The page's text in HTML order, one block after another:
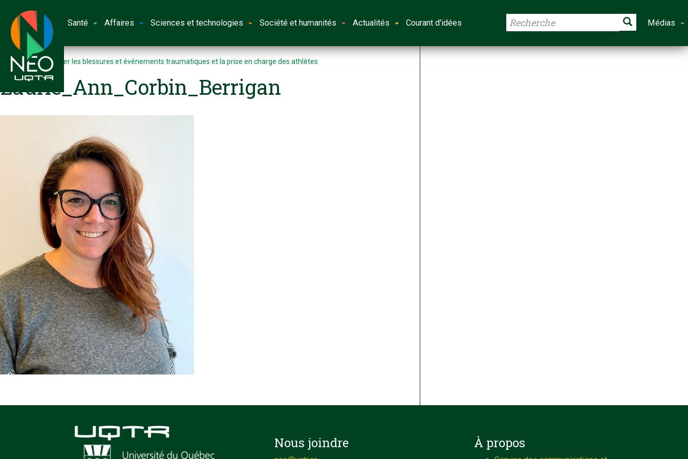
Santé Affaires Sciences et technologies Société et humanités Actualités Courant d'idées Médias
Accueil Répertorier les blessures et événements traumatiques et la prise en charge des athlètes
Laurie_Ann_Corbin_Berrigan
Nous joindre À propos